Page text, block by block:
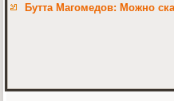
Бутта Магомедов: Можно